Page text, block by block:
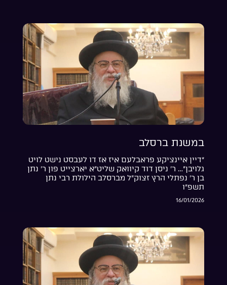
במשנת ברסלב
“דיין איינציקע פראבלעם איז אז דו לעבסט נישט לויט
גלויבן”… ר’ ניסן דוד קיוואק שליט”א יארצייט פון ר’ נתן
בן ר’ נפתלי הרץ זצוק”ל מברסלב הילולת רבי נתן
תשפ”ו
16/01/2026